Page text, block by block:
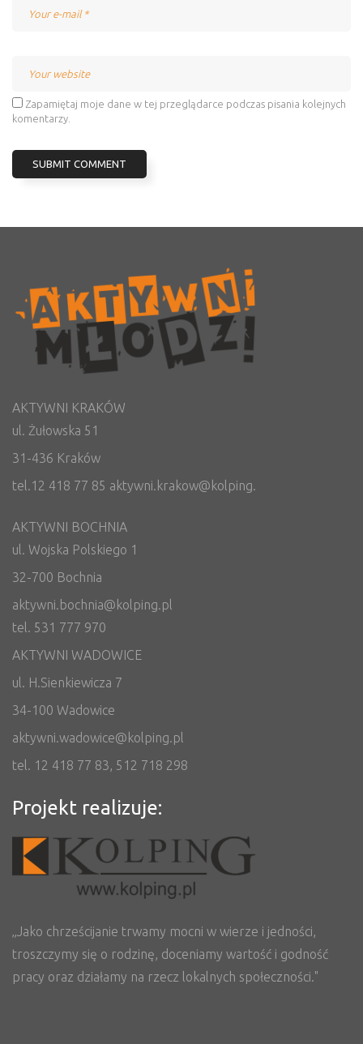
Zapamiętaj moje dane w tej przeglądarce podczas pisania kolejnych
komentarzy.
AKTYWNI KRAKÓW
ul. Żułowska 51
31-436 Kraków
tel.12 418 77 85 aktywni.krakow@kolping.
AKTYWNI BOCHNIA
ul. Wojska Polskiego 1
32-700 Bochnia
aktywni.bochnia@kolping.pl
tel. 531 777 970
AKTYWNI WADOWICE
ul. H.Sienkiewicza 7
34-100 Wadowice
aktywni.wadowice@kolping.pl
tel. 12 418 77 83, 512 718 298
Projekt realizuje:
„Jako chrześcijanie trwamy mocni w wierze i jedności,
troszczymy się o rodzinę, doceniamy wartość i godność
pracy oraz działamy na rzecz lokalnych społeczności."